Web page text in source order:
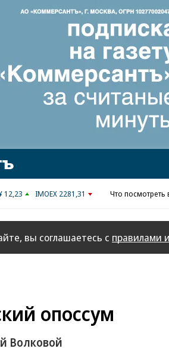
12,23 IMOEX 2281,31 Что посмотреть
вы соглашаетесь с правилами
опоссум
Волковой